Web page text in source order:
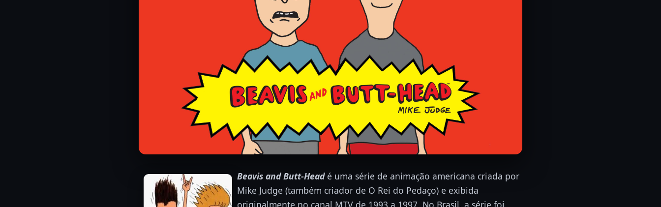
Beavis and Butt-Headé uma série de animação americana criada por
Mike Judge (também criador de O Rei do Pedaço) e exibida
originalmente no canal MTV de 1993 a 1997. No Brasil, a série foi